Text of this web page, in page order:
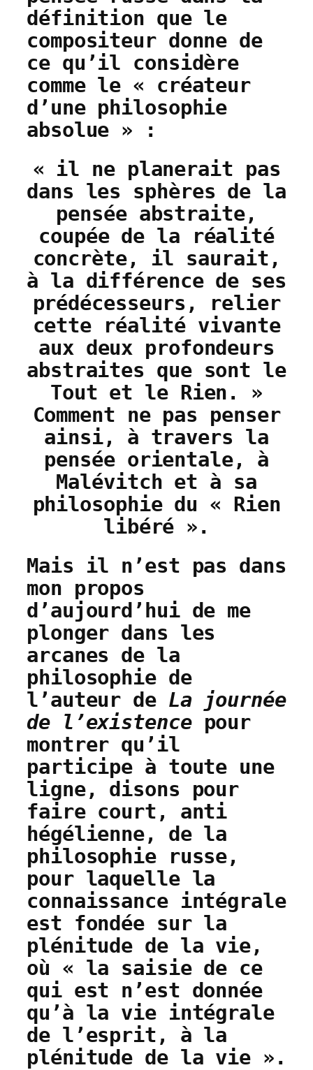
définition que le
compositeur donne de
ce qu’il considère
comme le « créateur
d’une philosophie
absolue » :
« il ne planerait pas
dans les sphères de la
pensée abstraite,
coupée de la réalité
concrète, il saurait,
à la différence de ses
prédécesseurs, relier
cette réalité vivante
aux deux profondeurs
abstraites que sont le
Tout et le Rien. »
Comment ne pas penser
ainsi, à travers la
pensée orientale, à
Malévitch et à sa
philosophie du « Rien
libéré ».
Mais il n’est pas dans
mon propos
d’aujourd’hui de me
plonger dans les
arcanes de la
philosophie de
l’auteur de La journée
de l’existence pour
montrer qu’il
participe à toute une
ligne, disons pour
faire court, anti
hégélienne, de la
philosophie russe,
pour laquelle la
connaissance intégrale
est fondée sur la
plénitude de la vie,
où « la saisie de ce
qui est n’est donnée
qu’à la vie intégrale
de l’esprit, à la
plénitude de la vie ».